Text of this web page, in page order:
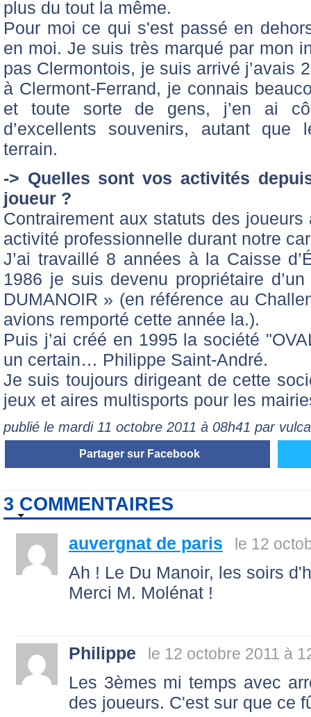
plus du tout la même.
Pour moi ce qui s'est passé en
en moi. Je suis très marqué par mon
pas Clermontois, je suis arrivé j’avais
à Clermont-Ferrand, je connais
et toute sorte de gens, j’en ai
d’excellents souvenirs, autant
terrain.
-> Quelles sont vos activités
joueur ?
Contrairement aux statuts des
activité professionnelle durant notre
J’ai travaillé 8 années à la Caisse
1986 je suis devenu propriétaire
DUMANOIR » (en référence au
avions remporté cette année la.).
Puis j’ai créé en 1995 la société
un certain… Philippe Saint-André.
Je suis toujours dirigeant de cette
jeux et aires multisports pour les
publié le mardi 11 octobre 2011 à 08h41 par
Partager sur Facebook
3 COMMENTAIRES
auvergnat de paris le 12
Ah ! Le Du Manoir, les soirs
Merci M. Molénat !
Philippe le 12 octobre 2011 à
Les 3èmes mi temps avec
des joueurs. C'est sur que ce